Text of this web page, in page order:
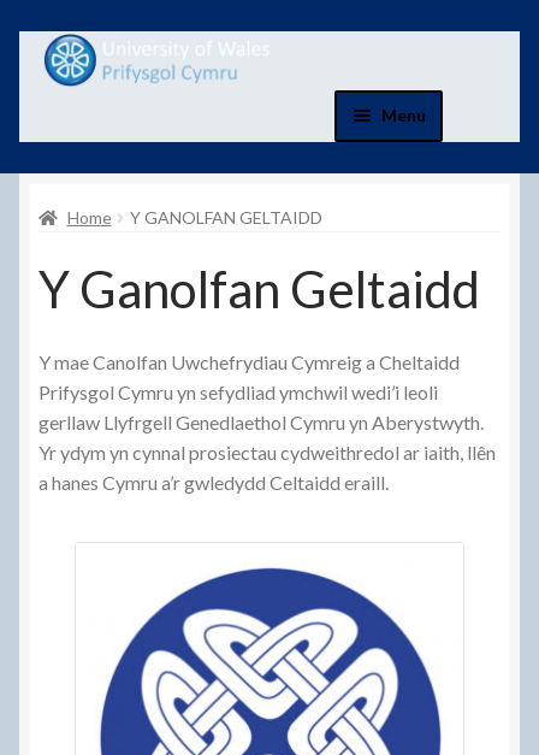
Skip
to
Skip
to
Menu
Cartref
Cwestiynau Cyffredin
Cyfrif
Cysylltwch Â Ni
Danfon
Telerau Gwerthu A Chyflenwi
Tystysgrifau
Home Y GANOLFAN GELTAIDD
Y Ganolfan Geltaidd
Y mae Canolfan Uwchefrydiau Cymreig a Cheltaidd
Prifysgol Cymru yn sefydliad ymchwil wedi’i leoli
gerllaw Llyfrgell Genedlaethol Cymru yn Aberystwyth.
Yr ydym yn cynnal prosiectau cydweithredol ar iaith, llên
a hanes Cymru a’r gwledydd Celtaidd eraill.